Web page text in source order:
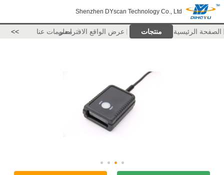
Shenzhen DYscan Technology Co., Ltd
الصفحة الرئيسية منتجات عرض الواقع الافتراضيمعلومات عنا >>